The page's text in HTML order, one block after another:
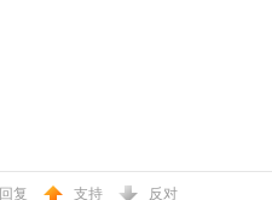
回复 支持 反对